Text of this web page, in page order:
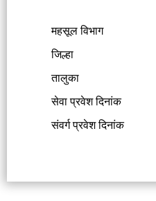
महसूल विभाग
जिल्हा
तालुका
सेवा प्रवेश दिनांक
संवर्ग प्रवेश दिनांक